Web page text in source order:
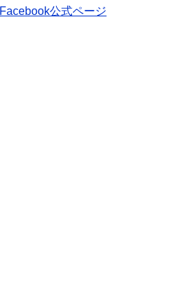
Facebook公式ページ